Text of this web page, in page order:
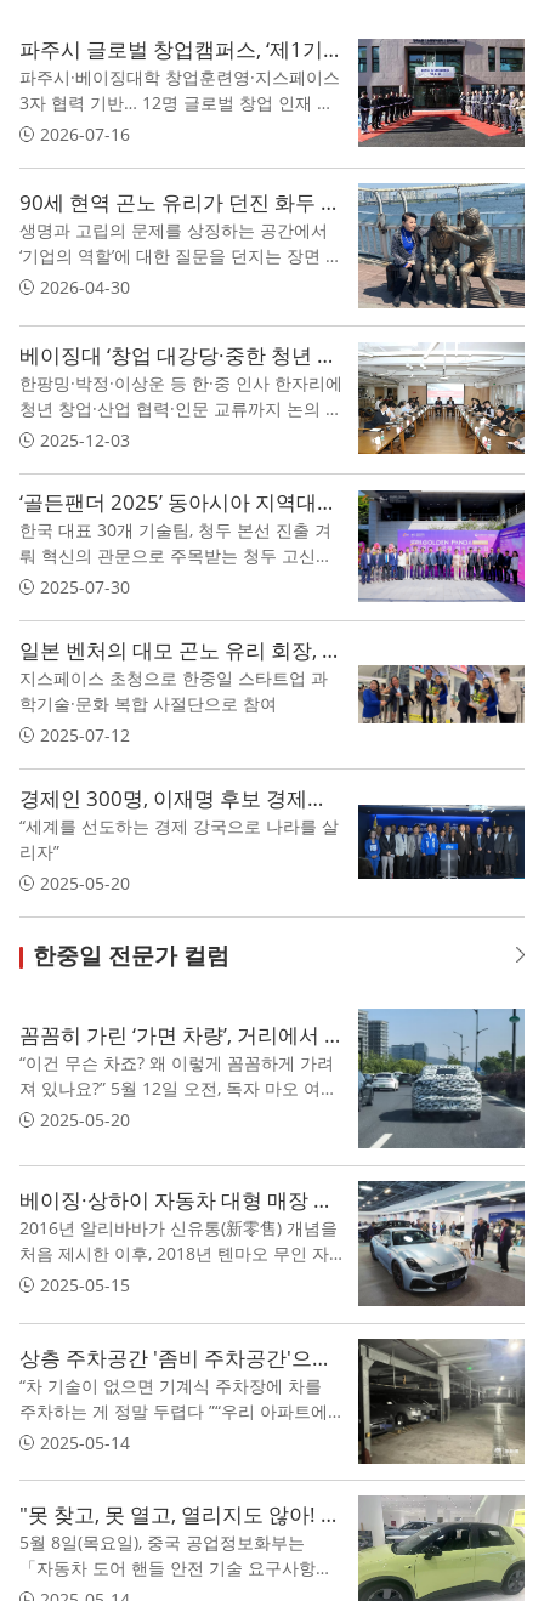
파주시 글로벌 창업캠퍼스, ‘제1기 글로벌 리더십 공동창업가 과정’ 성료
파주시·베이징대학 창업훈련영·지스페이스
3자 협력 기반… 12명 글로벌 창업 인재 배
출 베이징대학 창업훈련영의 창업 교육 노
2026-07-16
90세 현역 곤노 유리가 던진 화두 “사회의 아픔을 비즈니스로 치유하라”
생명과 고립의 문제를 상징하는 공간에서
‘기업의 역할’에 대한 질문을 던지는 장면 지
난 4월 26일, 서울 마포대교 위 ‘생명’이라는
다 90세의 현역 경영자, 곤노 유리(今野由
梨) 다이얼서비스 회장이다 그녀가 마주한
것은 한국 사회의 가장 아픈 단면, 높은 자
살률과 고립된 개인의 흔적이었다
2026-04-30
베이징대 ‘창업 대강당·중한 청년 창업 살롱’ 성황리 개최
한팡밍·박정·이상운 등 한·중 인사 한자리에
청년 창업·산업 협력·인문 교류까지 논의 스
펙트럼 확장 북대 창업훈련캠프, 중한 청년
2025-12-03
‘골든팬더 2025’ 동아시아 지역대회 서울서 개최…한국 30개 첨단기술 프로젝트 격돌
한국 대표 30개 기술팀, 청두 본선 진출 겨
뤄 혁신의 관문으로 주목받는 청두 고신구,
한국 기업 진출 가속
2025-07-30
일본 벤처의 대모 곤노 유리 회장, 사천성 ‘일대일로 과학기술 교류대회’ 참가… 한중일 문화·기술 융합 교류나서
지스페이스 초청으로 한중일 스타트업 과
학기술·문화 복합 사절단으로 참여
2025-07-12
경제인 300명, 이재명 후보 경제정책 지지선언 이어져..
“세계를 선도하는 경제 강국으로 나라를 살
리자”
2025-05-20
한중일 전문가 컬럼
꼼꼼히 가린 ‘가면 차량’, 거리에서 포착… 도대체 무슨 차일까?“
“이건 무슨 차죠? 왜 이렇게 꼼꼼하게 가려
져 있나요?” 5월 12일 오전, 독자 마오 여사
는 차오신문(潮新闻) 편집부에 한 장의 사진
푸(之浦)로에서 목격한 장면이었다
2025-05-20
베이징·상하이 자동차 대형 매장 개장… 자동차 신소매, 좌회전인가 우회전인가
2016년 알리바바가 신유통(新零售) 개념을
처음 제시한 이후, 2018년 톈마오 무인 자
동차 슈퍼마켓 이 등장하며 자동차 신소매
2025-05-15
상층 주차공간 '좀비 주차공간'으로 전락? 들어갈 수 없고 철거할 수 없는 일부 기계식 주차장이 난관에 봉착
“차 기술이 없으면 기계식 주차장에 차를
주차하는 게 정말 두렵다 ”“우리 아파트에
도 기계식 주차장이 있는데, 아무도 주차하
상층 주차공간이 그렇다 ”
2025-05-14
"못 찾고, 못 열고, 열리지도 않아! 중국 공신부, 드디어 이런 자동차 문에 칼을 빼들었다"
5월 8일(목요일), 중국 공업정보화부는
「자동차 도어 핸들 안전 기술 요구사항」
에 관한 강제성 국가표준 제·개정 계획안에